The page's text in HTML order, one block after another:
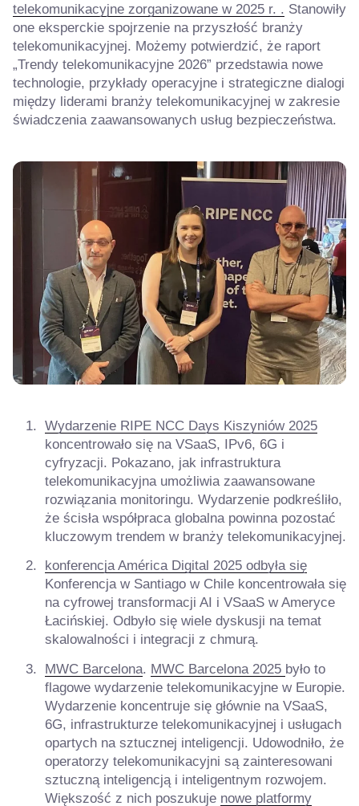
telekomunikacyjne zorganizowane w 2025 r. . Stanowiły
one eksperckie spojrzenie na przyszłość branży
telekomunikacyjnej. Możemy potwierdzić, że raport
„Trendy telekomunikacyjne 2026” przedstawia nowe
technologie, przykłady operacyjne i strategiczne dialogi
między liderami branży telekomunikacyjnej w zakresie
świadczenia zaawansowanych usług bezpieczeństwa.
Wydarzenie RIPE NCC Days Kiszyniów 2025
koncentrowało się na VSaaS, IPv6, 6G i
cyfryzacji. Pokazano, jak infrastruktura
telekomunikacyjna umożliwia zaawansowane
rozwiązania monitoringu. Wydarzenie podkreśliło,
że ścisła współpraca globalna powinna pozostać
kluczowym trendem w branży telekomunikacyjnej.
konferencja América Digital 2025 odbyła się
Konferencja w Santiago w Chile koncentrowała się
na cyfrowej transformacji AI i VSaaS w Ameryce
Łacińskiej. Odbyło się wiele dyskusji na temat
skalowalności i integracji z chmurą.
MWC Barcelona. MWC Barcelona 2025 było to
flagowe wydarzenie telekomunikacyjne w Europie.
Wydarzenie koncentruje się głównie na VSaaS,
6G, infrastrukturze telekomunikacyjnej i usługach
opartych na sztucznej inteligencji. Udowodniło, że
operatorzy telekomunikacyjni są zainteresowani
sztuczną inteligencją i inteligentnym rozwojem.
Większość z nich poszukuje nowe platformy